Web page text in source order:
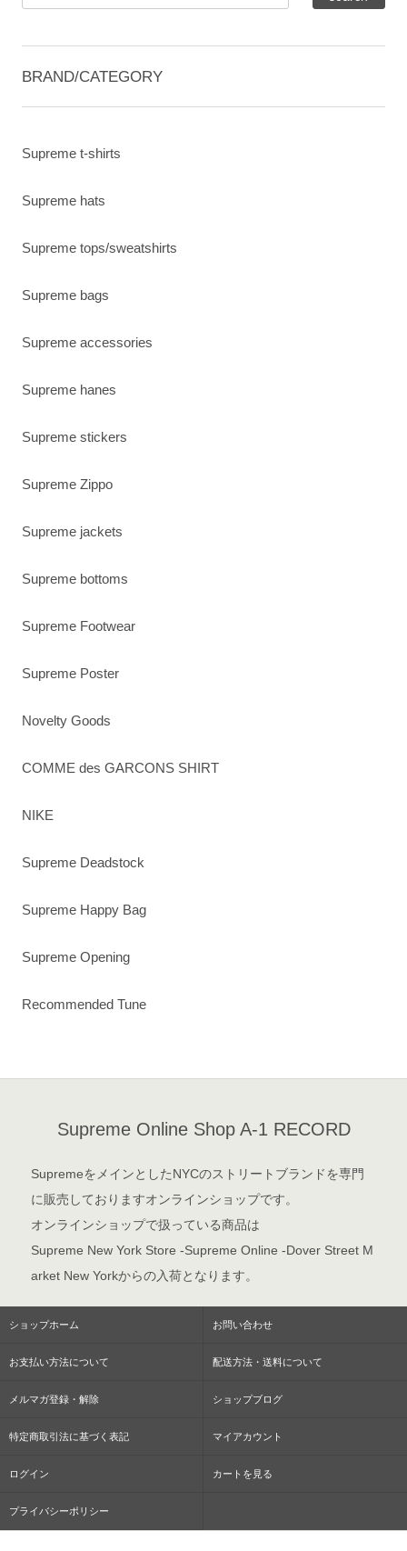
BRAND/CATEGORY
Supreme t-shirts
Supreme hats
Supreme tops/sweatshirts
Supreme bags
Supreme accessories
Supreme hanes
Supreme stickers
Supreme Zippo
Supreme jackets
Supreme bottoms
Supreme Footwear
Supreme Poster
Novelty Goods
COMME des GARCONS SHIRT
NIKE
Supreme Deadstock
Supreme Happy Bag
Supreme Opening
Recommended Tune
Supreme Online Shop A-1 RECORD
SupremeをメインとしたNYCのストリートブランドを専門
に販売しておりますオンラインショップです。
オンラインショップで扱っている商品は
Supreme New York Store -Supreme Online -Dover Street M
arket New Yorkからの入荷となります。
ショップホーム お問い合わせ
お支払い方法について 配送方法・送料について
メルマガ登録・解除 ショップブログ
特定商取引法に基づく表記 マイアカウント
ログイン カートを見る
プライバシーポリシー